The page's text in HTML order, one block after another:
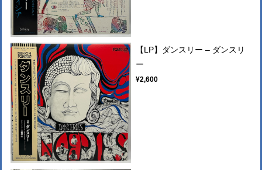
【LP】ダンスリー – ダンスリ
ー
¥2,600